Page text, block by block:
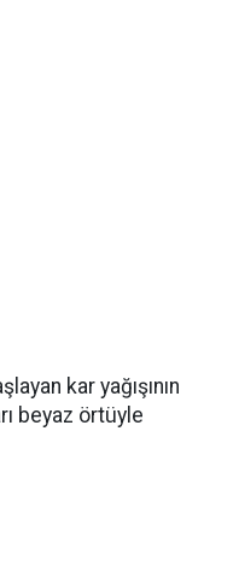
kar yağışının
beyaz örtüyle